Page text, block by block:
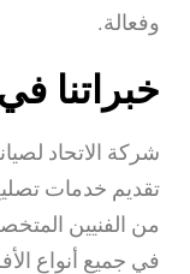
وفعالة.
خبراتنا
شركة الاتحاد
تقديم خدمات
من الفنيين
في جميع أنواع